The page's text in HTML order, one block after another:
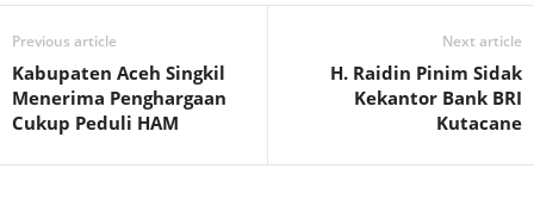
Previous article
Kabupaten Aceh Singkil
Menerima Penghargaan
Cukup Peduli HAM
Next article
H. Raidin Pinim Sidak
Kekantor Bank BRI
Kutacane